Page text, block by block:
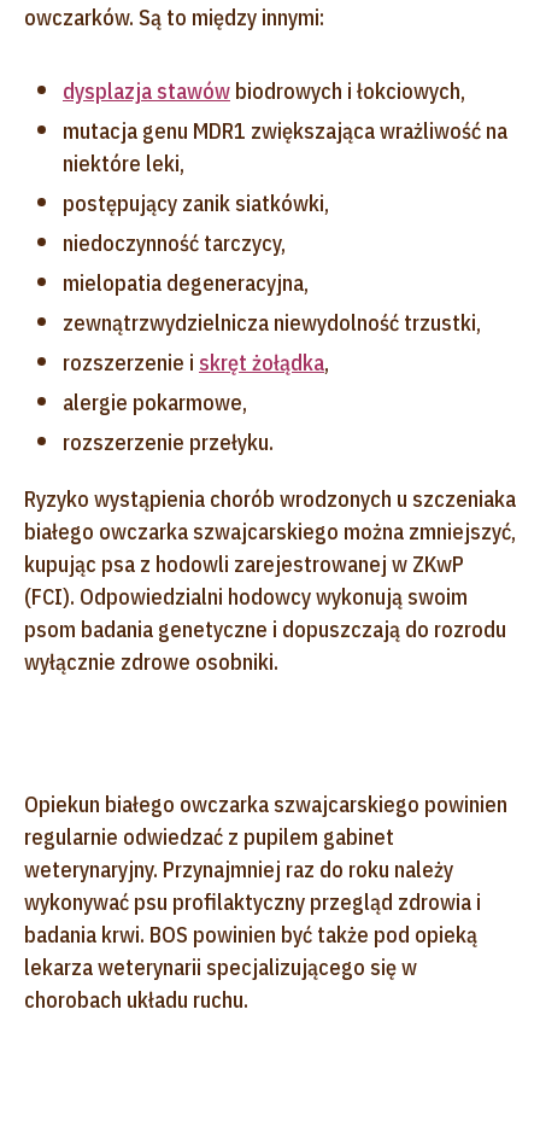
owczarków. Są to między innymi:
dysplazja stawów biodrowych i łokciowych,
mutacja genu MDR1 zwiększająca wrażliwość na
niektóre leki,
postępujący zanik siatkówki,
niedoczynność tarczycy,
mielopatia degeneracyjna,
zewnątrzwydzielnicza niewydolność trzustki,
rozszerzenie i skręt żołądka,
alergie pokarmowe,
rozszerzenie przełyku.
Ryzyko wystąpienia chorób wrodzonych u szczeniaka
białego owczarka szwajcarskiego można zmniejszyć,
kupując psa z hodowli zarejestrowanej w ZKwP
(FCI). Odpowiedzialni hodowcy wykonują swoim
psom badania genetyczne i dopuszczają do rozrodu
wyłącznie zdrowe osobniki.
Opiekun białego owczarka szwajcarskiego powinien
regularnie odwiedzać z pupilem gabinet
weterynaryjny. Przynajmniej raz do roku należy
wykonywać psu profilaktyczny przegląd zdrowia i
badania krwi. BOS powinien być także pod opieką
lekarza weterynarii specjalizującego się w
chorobach układu ruchu.